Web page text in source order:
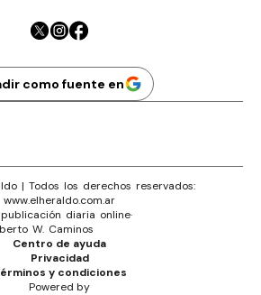
como fuente en
| Todos los derechos reservados:
www.elheraldo.com.ar
diaria online·
W. Caminos
y condiciones
Privacidad
Centro de ayuda
Powered by